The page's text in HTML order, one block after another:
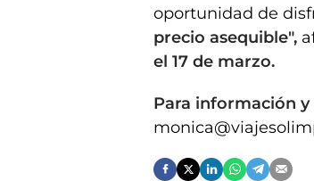
oportunidad de
precio asequible",
el 17 de marzo.
Para información y